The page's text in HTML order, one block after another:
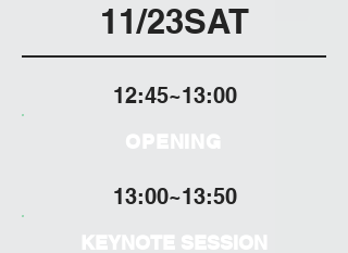
11/23SAT
12:45~13:00
13:00~13:50